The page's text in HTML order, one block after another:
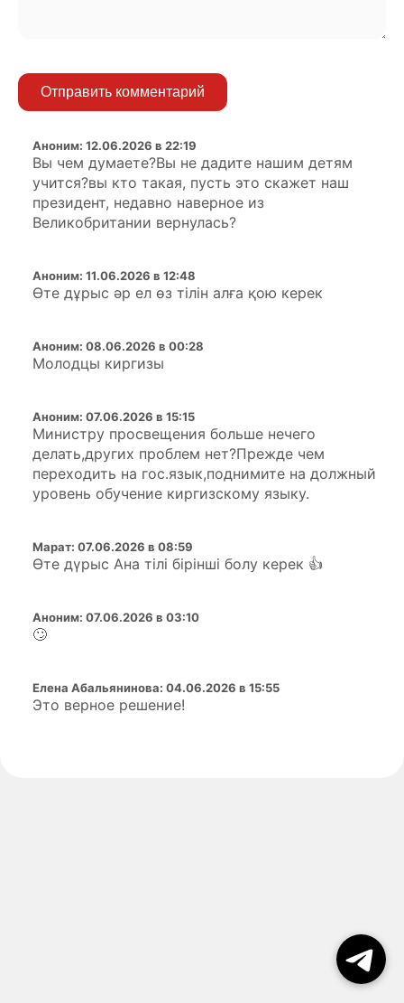
Отправить комментарий
Аноним: 12.06.2026 в 22:19
Вы чем думаете?Вы не дадите нашим детям
учится?вы кто такая, пусть это скажет наш
президент, недавно наверное из
Великобритании вернулась?
Аноним: 11.06.2026 в 12:48
Өте дұрыс әр ел өз тілін алға қою керек
Аноним: 08.06.2026 в 00:28
Молодцы киргизы
Аноним: 07.06.2026 в 15:15
Министру просвещения больше нечего
делать,других проблем нет?Прежде чем
переходить на гос.язык,поднимите на должный
уровень обучение киргизскому языку.
Марат: 07.06.2026 в 08:59
Өте дүрыс Ана тілі бірінші болу керек 👍
Аноним: 07.06.2026 в 03:10
🙄
Елена Абальянинова: 04.06.2026 в 15:55
Это верное решение!